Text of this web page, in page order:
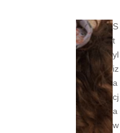
S
t
yl
iz
a
cj
a
w